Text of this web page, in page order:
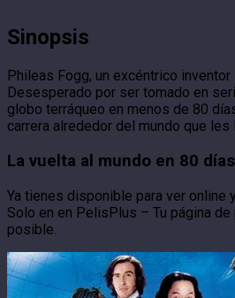
Sinopsis
Phileas Fogg, un excéntrico
Desesperado por ser tomado en
globo terráqueo en menos de 80
carrera alrededor del mundo que
La vuelta al mundo en 80
Ya tienes disponible para ver online
Solo en en PelisPlus – Tu página
posible.